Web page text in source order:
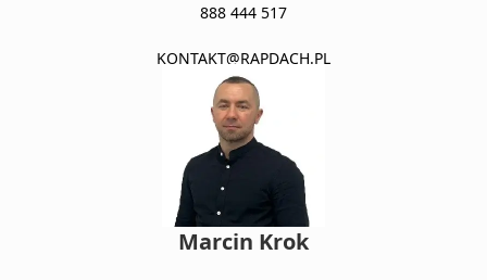
888 444 517
KONTAKT@RAPDACH.PL
Marcin Krok